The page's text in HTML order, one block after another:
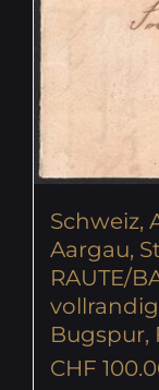
Schweiz,
Aargau,
RAUTE/
Bugspur,
CHF